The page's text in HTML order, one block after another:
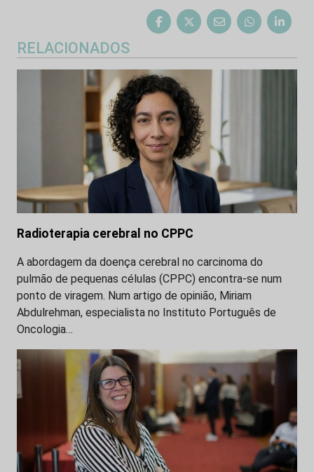
RELACIONADOS
Radioterapia cerebral no CPPC
A abordagem da doença cerebral no carcinoma do
pulmão de pequenas células (CPPC) encontra-se num
ponto de viragem. Num artigo de opinião, Miriam
Abdulrehman, especialista no Instituto Português de
Oncologia…